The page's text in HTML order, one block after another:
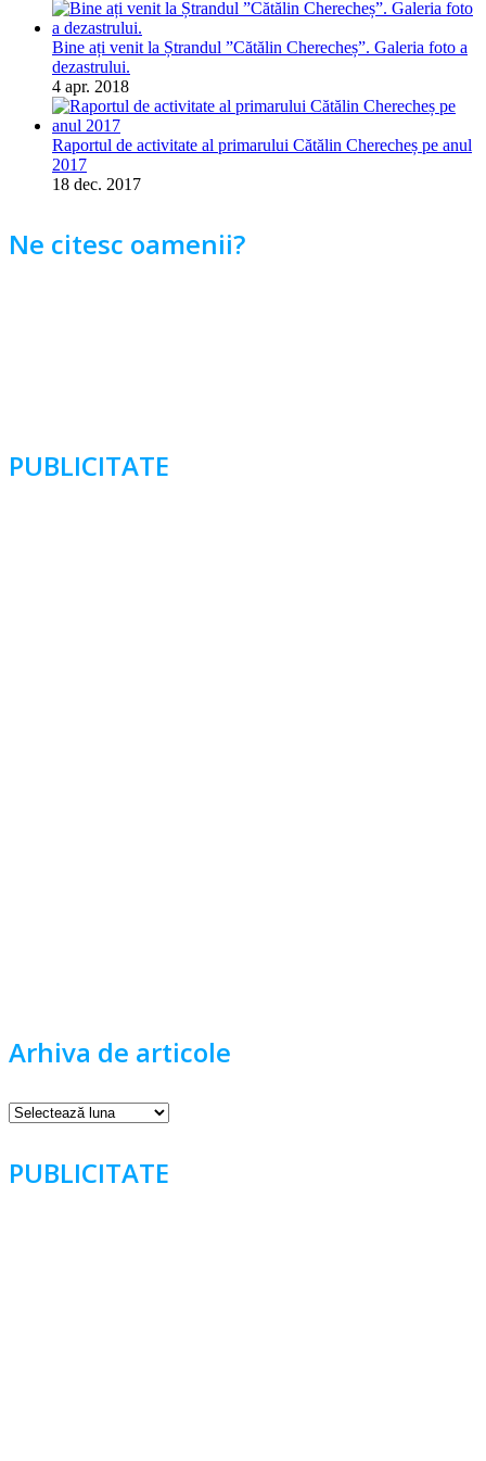
Bine ați venit la Ștrandul ”Cătălin Cherecheș”. Galeria foto a
dezastrului.
4 apr. 2018
Raportul de activitate al primarului Cătălin Cherecheș pe anul
2017
18 dec. 2017
Ne citesc oamenii?
PUBLICITATE
Arhiva de articole
Arhiva
PUBLICITATE